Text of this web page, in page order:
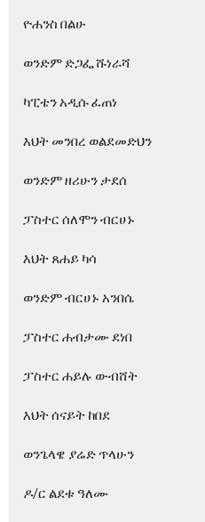
ዮሐንስ በልሁ
ወንድም ድጋፌ ሹነራሻ
ካፒቴን አዲሱ ፈጠነ
እህት መንበረ ወልደመድህን
ወንድም ዘሪሁን ታደሰ
ፓስተር ሰለሞን ብርሀኑ
እህት ጸሐይ ካሳ
ወንድም ብርሀኑ አንበሴ
ፓስተር ሐብታሙ ደነበ
ፓስተር ሐይሉ ውብሸት
እህት ሰናይት ከበደ
ወንጌላዌ ያሬድ ጥላሁን
ዶ/ር ልደቱ ዓለሙ